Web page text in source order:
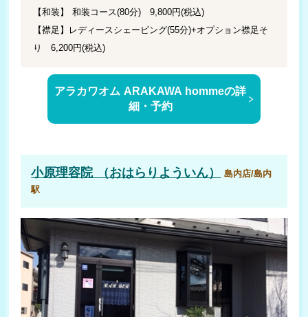
【和装】 和装コース(80分) 9,800円(税込)
【襟足】レディースシェービング(55分)+オプション襟足そ
り 6,200円(税込)
アラカワオム ARAKAWA hommeの詳
細・予約
小原理容院 （おはらりよういん）
島内店/島内
駅